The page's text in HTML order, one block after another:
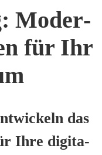
Moder­
für Ihr
das
Ihre digi­ta­